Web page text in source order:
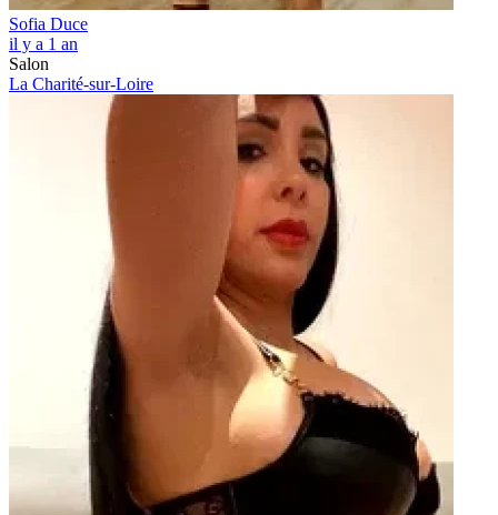
Sofia Duce
il y a 1 an
Salon
La Charité-sur-Loire